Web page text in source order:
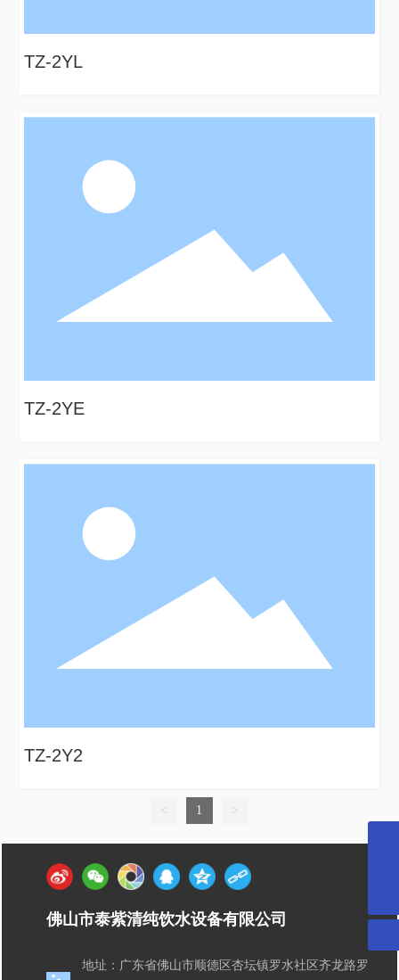
TZ-2YL
TZ-2YE
TZ-2Y2
< 1 >
佛山市泰紫清纯饮水设备有限公司
地址：广东省佛山市顺德区杏坛镇罗水社区齐龙路罗
400-097-6899